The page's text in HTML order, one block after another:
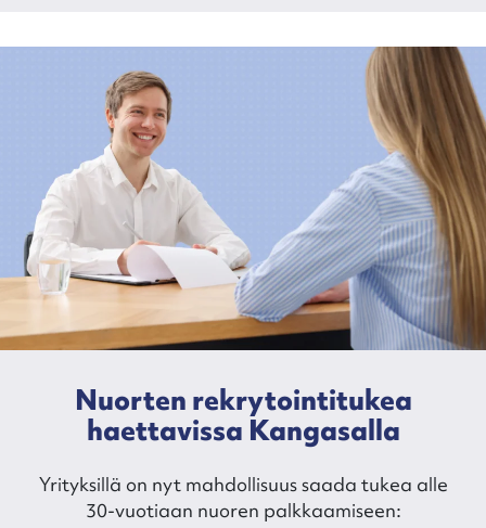
Nuorten rekrytointitukea
haettavissa Kangasalla
Yrityksillä on nyt mahdollisuus saada tukea alle
30-vuotiaan nuoren palkkaamiseen: